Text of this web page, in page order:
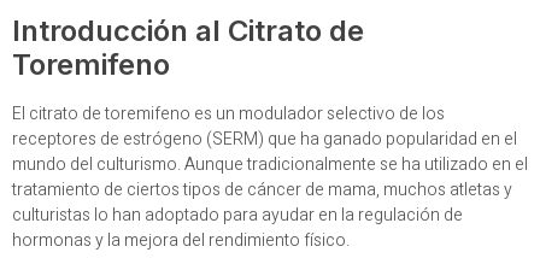
Introducción al Citrato de
Toremifeno
El citrato de toremifeno es un modulador selectivo de los
receptores de estrógeno (SERM) que ha ganado popularidad en el
mundo del culturismo. Aunque tradicionalmente se ha utilizado en el
tratamiento de ciertos tipos de cáncer de mama, muchos atletas y
culturistas lo han adoptado para ayudar en la regulación de
hormonas y la mejora del rendimiento físico.